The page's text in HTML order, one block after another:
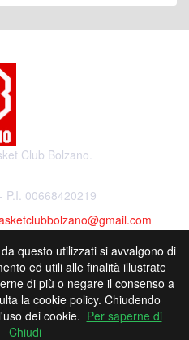
Club Bolzano.
00668420219
questo utilizzati si avvalgono di
ed utili alle finalità illustrate
di più o negare il consenso a
la cookie policy. Chiudendo
dei cookie. Per saperne di
Chiudi